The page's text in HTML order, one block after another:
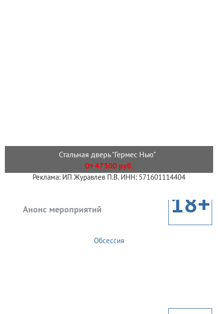
Стальная дверь "Гермес Нью"
От 47300 руб.
Реклама: ИП Журавлев П.В. ИНН: 571601114404
Анонс мероприятий 18+
Обсессия